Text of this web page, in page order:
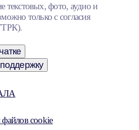
текстовых, фото, аудио и
только с согласия
cookie